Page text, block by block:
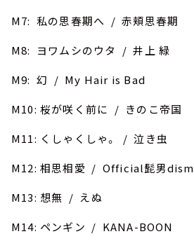
M7: 私の思春期へ / 赤頬思春期
M8: ヨワムシのウタ / 井上 緑
M9: 幻 / My Hair is Bad
M10: 桜が咲く前に / きのこ帝国
M11: くしゃくしゃ。 / 泣き虫
M12: 相思相愛 / Official髭男dism
M13: 想無 / えぬ
M14: ペンギン / KANA-BOON